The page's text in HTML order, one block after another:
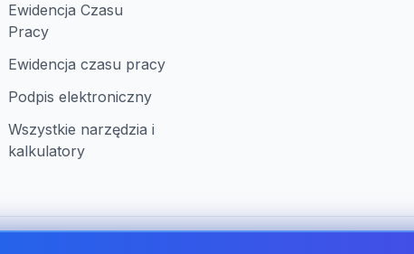
Ewidencja Czasu
Pracy
Ewidencja czasu pracy
Podpis elektroniczny
Wszystkie narzędzia i
kalkulatory